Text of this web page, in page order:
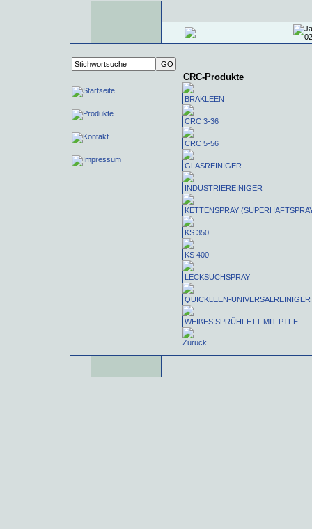
CRC-Produkte
BRAKLEEN
CRC 3-36
CRC 5-56
GLASREINIGER
INDUSTRIEREINIGER
KETTENSPRAY
KS 350
KS 400
LECKSUCHSPRAY
QUICKLEEN-UNIVERSALREINIGER
WEIßES SPRÜHFETT MIT PTFE
Zurück